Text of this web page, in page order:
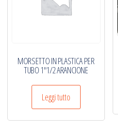
MORSETTO IN PLASTICA PER
TUBO 1″1/2 ARANCIONE
Leggi tutto